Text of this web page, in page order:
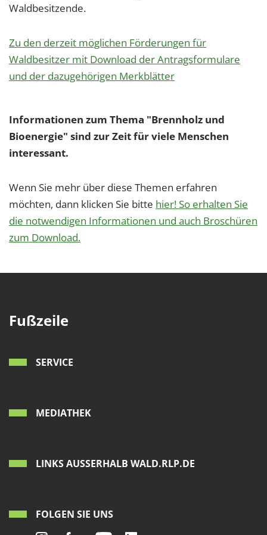
Waldbesitzende.
Zu den derzeit möglichen Förderungen für
Waldbesitzer mit Download der Antragsformulare
und der dazugehörigen Merkblätter
Informationen zum Thema "Brennholz und
Bioenergie" sind zur Zeit für viele Menschen
interessant.
Wenn Sie mehr über diese Themen erfahren
möchten, dann klicken Sie bitte hier! So erhalten Sie
die notwendigen Informationen und auch Broschüren
zum Download.
Fußzeile
SERVICE
MEDIATHEK
LINKS AUSSERHALB WALD.RLP.DE
FOLGEN SIE UNS